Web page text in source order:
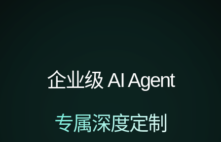
企业级 AI Agent
专属深度定制